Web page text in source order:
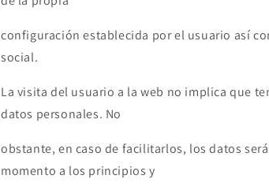
configuración establecida por el usuario así
social.
La visita del usuario a la web no implica que
datos personales. No
obstante, en caso de facilitarlos, los datos
momento a los principios y